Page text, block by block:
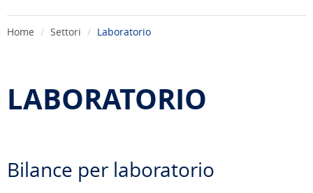
Home Settori Laboratorio
LABORATORIO
Bilance per laboratorio